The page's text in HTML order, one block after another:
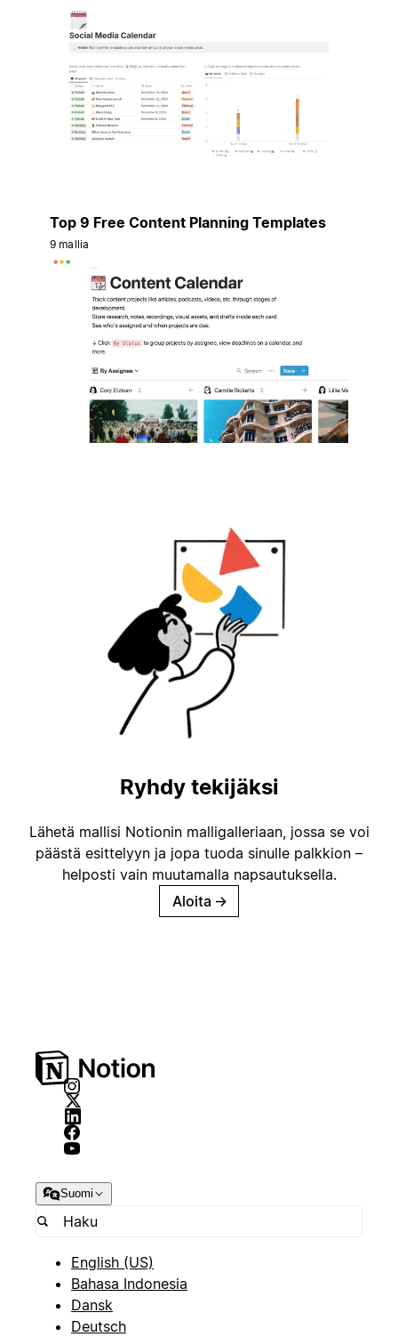
Top 9 Free Content Planning Templates
9 mallia
Ryhdy tekijäksi
Lähetä mallisi Notionin malligalleriaan, jossa se voi
päästä esittelyyn ja jopa tuoda sinulle palkkion –
helposti vain muutamalla napsautuksella.
Aloita →
Suomi
English (US)
Bahasa Indonesia
Dansk
Deutsch